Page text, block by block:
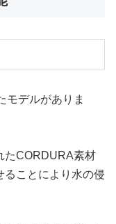
モデルがありま
たCORDURA素材
ることにより水の侵